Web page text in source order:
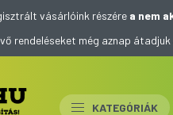
vásárlóink részére a nem
rendeléseket még aznap
KATEGÓRIÁK